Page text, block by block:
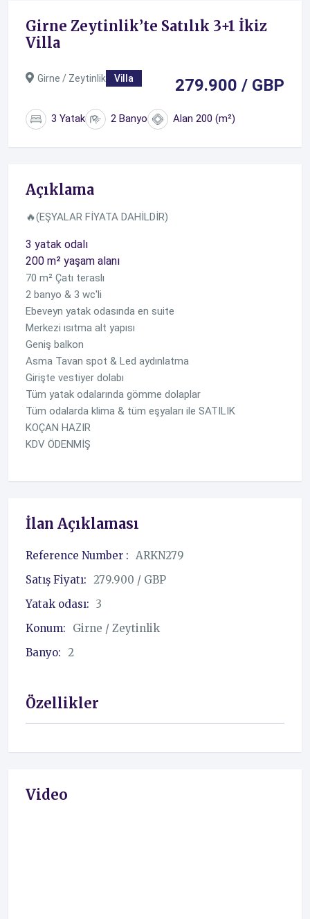
Girne Zeytinlik’te Satılık 3+1 İkiz
Villa
Girne / Zeytinlik Villa 279.900 / GBP
3 Yatak 2 Banyo Alan 200 (m²)
Açıklama
🔥(EŞYALAR FİYATA DAHİLDİR)
3 yatak odalı
200 m² yaşam alanı
70 m² Çatı teraslı
2 banyo & 3 wc'li
Ebeveyn yatak odasında en suite
Merkezi ısıtma alt yapısı
Geniş balkon
Asma Tavan spot & Led aydınlatma
Girişte vestiyer dolabı
Tüm yatak odalarında gömme dolaplar
Tüm odalarda klima & tüm eşyaları ile SATILIK
KOÇAN HAZIR
KDV ÖDENMİŞ
İlan Açıklaması
Reference Number : ARKN279
Satış Fiyatı: 279.900 / GBP
Yatak odası: 3
Konum:
Girne / Zeytinlik
Banyo: 2
Özellikler
Video